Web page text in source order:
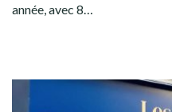
année, avec 8…